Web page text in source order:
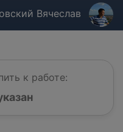
Вячеслав
к работе: